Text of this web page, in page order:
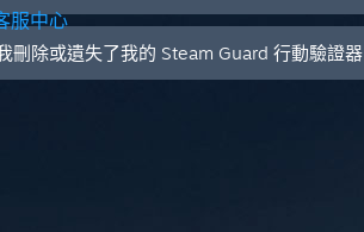
服中心
刪除或遺失了我的 Steam Guard 行動驗證器